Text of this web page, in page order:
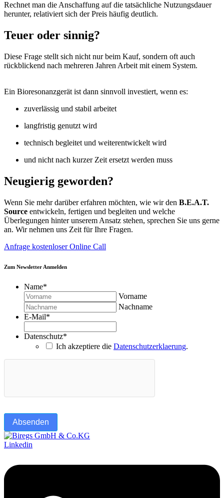
Rechnet man die Anschaffung auf die tatsächliche Nutzungsdauer
herunter, relativiert sich der Preis häufig deutlich.
Teuer oder sinnig?
Diese Frage stellt sich nicht nur beim Kauf, sondern oft auch
rückblickend nach mehreren Jahren Arbeit mit einem System.
Ein Bioresonanzgerät ist dann sinnvoll investiert, wenn es:
zuverlässig und stabil arbeitet
langfristig genutzt wird
technisch begleitet und weiterentwickelt wird
und nicht nach kurzer Zeit ersetzt werden muss
Neugierig geworden?
Wenn Sie mehr darüber erfahren möchten, wie wir den B.E.A.T.
Source entwickeln, fertigen und begleiten und welche
Überlegungen hinter unserem Ansatz stehen, sprechen Sie uns gerne
an. Wir nehmen uns Zeit für Ihre Fragen.
Anfrage kostenloser Online Call
Zum Newsletter Anmelden
Name*
Vorname
Nachname
E-Mail*
Datenschutz*
Ich akzeptiere die Datenschutzerklaerung.
Absenden
Linkedin